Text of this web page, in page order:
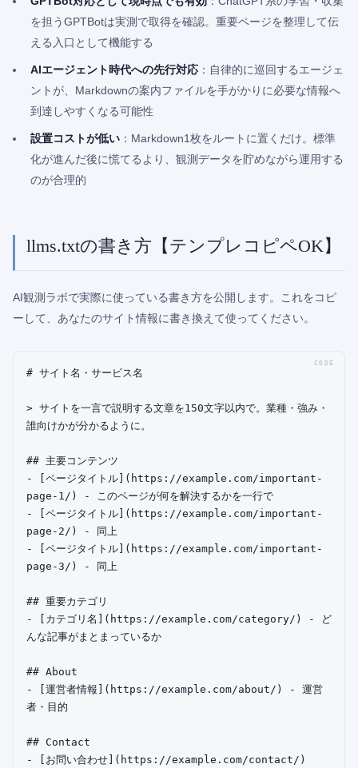
を担うGPTBotは実測で取得を確認。重要ページを整理して伝
える入口として機能する
AIエージェント時代への先行対応 ：自律的に巡回するエージェ
ントが、Markdownの案内ファイルを手がかりに必要な情報へ
到達しやすくなる可能性
設置コストが低い ：Markdown1枚をルートに置くだけ。標準
化が進んだ後に慌てるより、観測データを貯めながら運用する
のが合理的
llms.txtの書き方【テンプレコピペOK】
AI観測ラボで実際に使っている書き方を公開します。これをコピ
ーして、あなたのサイト情報に書き換えて使ってください。
# サイト名・サービス名
> サイトを一言で説明する文章を150文字以内で。業種・強み・
誰向けかが分かるように。
## 主要コンテンツ
- [ページタイトル](https://example.com/important-
page-1/) - このページが何を解決するかを一行で
- [ページタイトル](https://example.com/important-
page-2/) - 同上
- [ページタイトル](https://example.com/important-
page-3/) - 同上
## 重要カテゴリ
- [カテゴリ名](https://example.com/category/) - ど
んな記事がまとまっているか
## About
- [運営者情報](https://example.com/about/) - 運営
者・目的
## Contact
- [お問い合わせ](https://example.com/contact/)